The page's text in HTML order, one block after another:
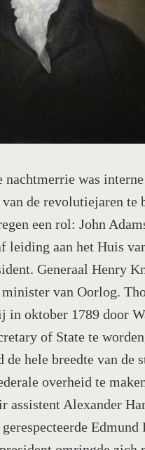
nachtmerrie was
de revolutiejaren te
een rol: John
leiding aan het Huis
Generaal Henry
van Oorlog.
in oktober 1789 door
of State te
hele breedte van de
overheid te
assistent Alexander